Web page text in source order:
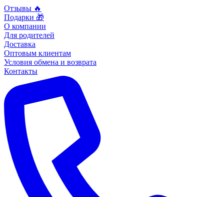
Отзывы 🔥
Подарки 🎁
О компании
Для родителей
Доставка
Оптовым клиентам
Условия обмена и возврата
Контакты